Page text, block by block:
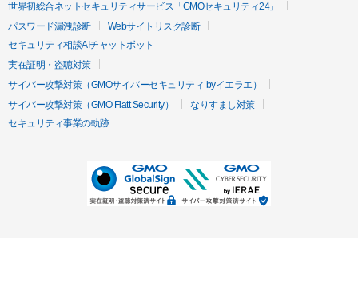
世界初総合ネットセキュリティサービス「GMOセキュリティ24」
パスワード漏洩診断
Webサイトリスク診断
セキュリティ相談AIチャットボット
実在証明・盗聴対策
サイバー攻撃対策（GMOサイバーセキュリティ byイエラエ）
サイバー攻撃対策（GMO Flatt Security）
なりすまし対策
セキュリティ事業の軌跡